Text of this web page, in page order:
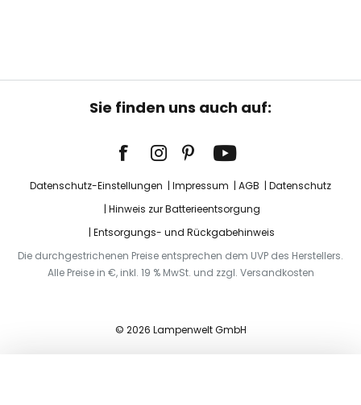
Sie finden uns auch auf:
Datenschutz-Einstellungen Impressum AGB
Datenschutz
Hinweis zur Batterieentsorgung
Entsorgungs- und Rückgabehinweis
Die durchgestrichenen Preise entsprechen dem UVP des Herstellers.
Alle Preise in €, inkl. 19 % MwSt. und zzgl. Versandkosten
© 2026 Lampenwelt GmbH